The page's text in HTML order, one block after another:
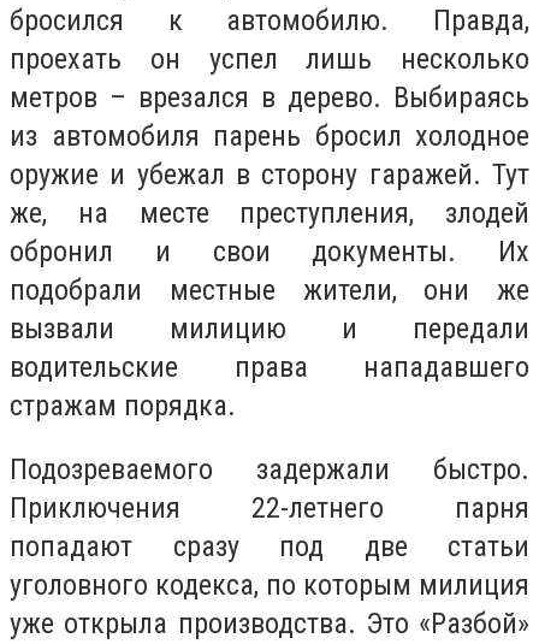
бросился к автомобилю. Правда,
проехать он успел лишь несколько
метров – врезался в дерево. Выбираясь
из автомобиля парень бросил холодное
оружие и убежал в сторону гаражей. Тут
же, на месте преступления, злодей
обронил и свои документы. Их
подобрали местные жители, они же
вызвали милицию и передали
водительские права нападавшего
стражам порядка.
Подозреваемого задержали быстро.
Приключения 22-летнего парня
попадают сразу под две статьи
уголовного кодекса, по которым милиция
уже открыла производства. Это «Разбой»